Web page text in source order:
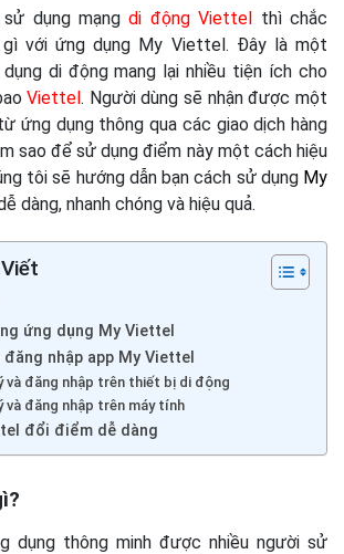
sử dụng mạngdi động Viettel thì chắc
với ứng dụng My Viettel. Đây là một
di động mang lại nhiều tiện ích cho
Viettel. Người dùng sẽ nhận được một
ứng dụng thông qua các giao dịch hàng
sao để sử dụng điểm này một cách hiệu
tôi sẽ hướng dẫn bạn cách sử dụng My
dàng, nhanh chóng và hiệu quả.
ứng dụng My Viettel
nhập app My Viettel
và đăng nhập trên thiết bị di động
và đăng nhập trên máy tính
đổi điểm dễ dàng
dụng thông minh được nhiều người sử